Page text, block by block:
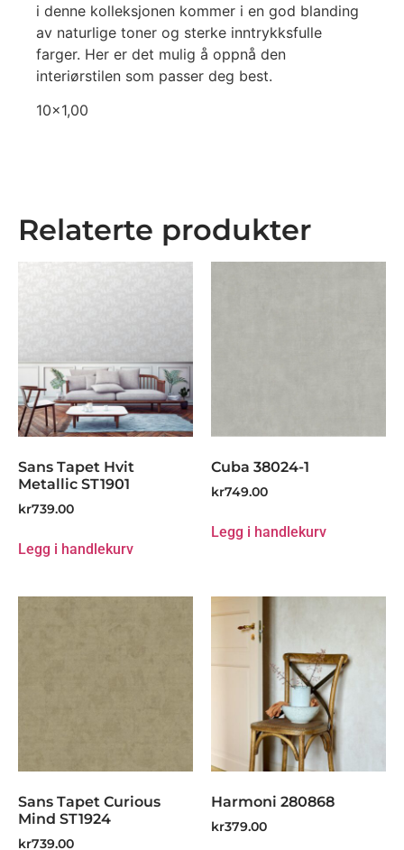
i denne kolleksjonen kommer i en god blanding
av naturlige toner og sterke inntrykksfulle
farger. Her er det mulig å oppnå den
interiørstilen som passer deg best.
10×1,00
Relaterte produkter
Sans Tapet Hvit
Metallic ST1901
kr739.00
Legg i handlekurv
Cuba 38024-1
kr749.00
Legg i handlekurv
Sans Tapet Curious
Mind ST1924
kr739.00
Harmoni 280868
kr379.00